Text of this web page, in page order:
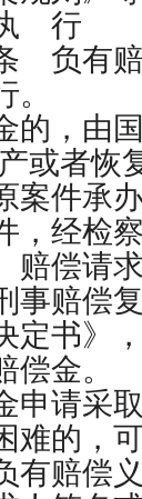
行
负有
的，由
或者恢
案件承
，经检
偿请
事赔偿
定书》
偿金。
申请采
难的，
有赔偿